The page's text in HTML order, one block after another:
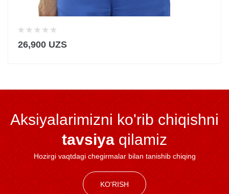
26,900 UZS
Aksiyalarimizni ko'rib chiqishni
tavsiya qilamiz
Hozirgi vaqtdagi chegirmalar bilan tanishib chiqing
KO'RISH